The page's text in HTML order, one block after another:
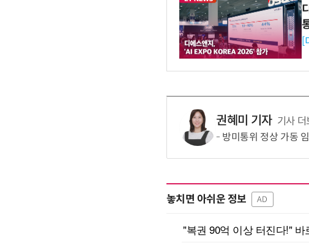
[
권혜미 기자 기사 더
방미통위 정상 가동
놓치면 아쉬운 정보 AD